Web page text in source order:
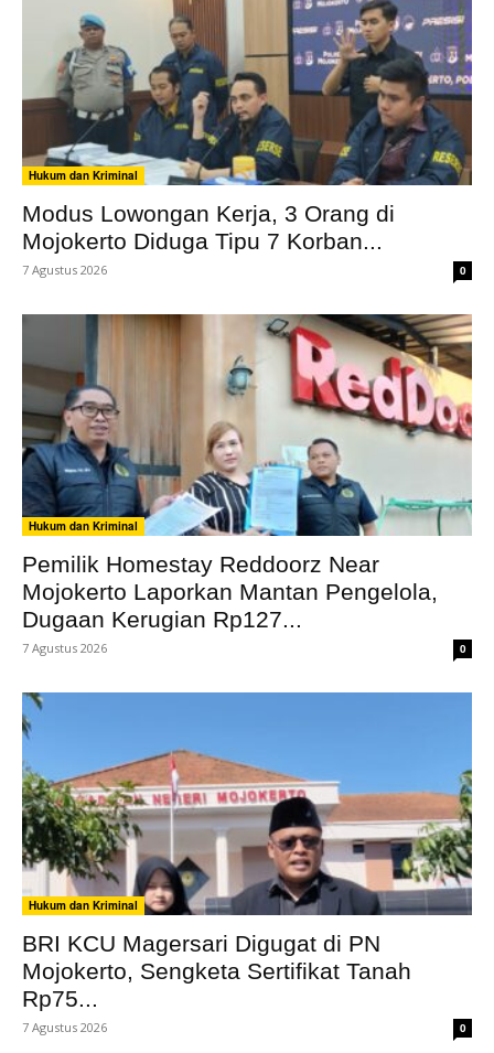
Hukum dan Kriminal
Modus Lowongan Kerja, 3 Orang di
Mojokerto Diduga Tipu 7 Korban...
7 Agustus 2026 0
Hukum dan Kriminal
Pemilik Homestay Reddoorz Near
Mojokerto Laporkan Mantan Pengelola,
Dugaan Kerugian Rp127...
7 Agustus 2026 0
Hukum dan Kriminal
BRI KCU Magersari Digugat di PN
Mojokerto, Sengketa Sertifikat Tanah
Rp75...
7 Agustus 2026 0